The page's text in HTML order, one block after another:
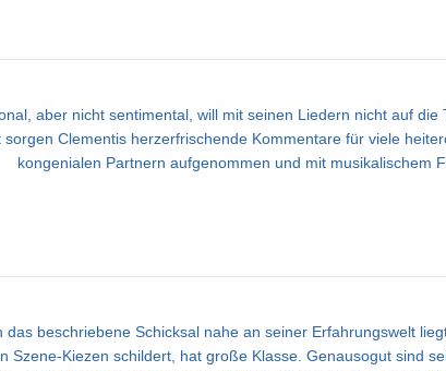
aber nicht sentimental, will mit seinen Liedern nicht auf
Clementis herzerfrischende Kommentare für viele
kongenialen Partnern aufgenommen und mit musikalischem
beschriebene Schicksal nahe an seiner Erfahrungswelt
Szene-Kiezen schildert, hat große Klasse. Genausogut sind